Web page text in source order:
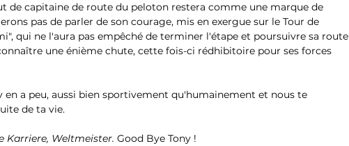
de capitaine de route du peloton restera comme une marque de
pas de parler de son courage, mis en exergue sur le Tour de
qui ne l'aura pas empêché de terminer l'étape et poursuivre sa route
une énième chute, cette fois-ci rédhibitoire pour ses forces
a peu, aussi bien sportivement qu'humainement et nous te
de ta vie.
Karriere, Weltmeister. Good Bye Tony !